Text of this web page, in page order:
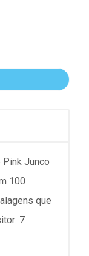
Pink Junco
100
que
7